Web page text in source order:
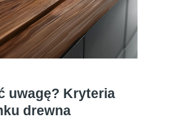
uwagę? Kryteria
drewna